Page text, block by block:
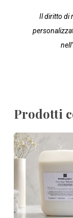
Il diritto di
Prodotti